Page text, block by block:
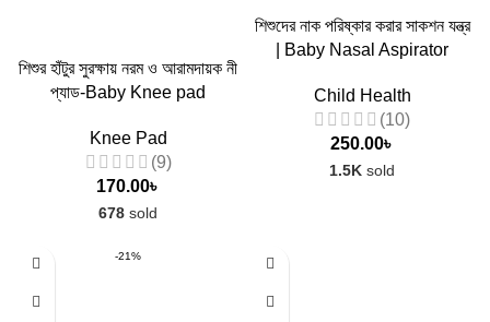
শিশুর হাঁটুর সুরক্ষায় নরম ও আরামদায়ক নী
প্যাড-Baby Knee pad
Knee Pad
(9)
170.00৳
678 sold
শিশুদের নাক পরিষ্কার করার সাকশন যন্ত্র
| Baby Nasal Aspirator
Child Health
(10)
250.00৳
1.5K sold
-21%